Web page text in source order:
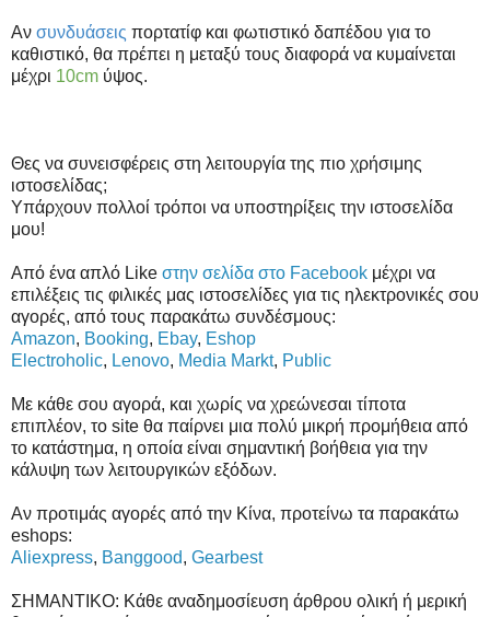
Αν συνδυάσεις πορτατίφ και φωτιστικό δαπέδου για το
καθιστικό, θα πρέπει η μεταξύ τους διαφορά να κυμαίνεται
μέχρι 10cm ύψος.
Θες να συνεισφέρεις στη λειτουργία της πιο χρήσιμης
ιστοσελίδας;
Υπάρχουν πολλοί τρόποι να υποστηρίξεις την ιστοσελίδα
μου!
Από ένα απλό Like στην σελίδα στο Facebook μέχρι να
επιλέξεις τις φιλικές μας ιστοσελίδες για τις ηλεκτρονικές σου
αγορές, από τους παρακάτω συνδέσμους:
Amazon, Booking, Ebay, Eshop
Electroholic, Lenovo, Media Markt, Public
Με κάθε σου αγορά, και χωρίς να χρεώνεσαι τίποτα
επιπλέον, το site θα παίρνει μια πολύ μικρή προμήθεια από
το κατάστημα, η οποία είναι σημαντική βοήθεια για την
κάλυψη των λειτουργικών εξόδων.
Αν προτιμάς αγορές από την Κίνα, προτείνω τα παρακάτω
eshops:
Aliexpress, Banggood, Gearbest
ΣΗΜΑΝΤΙΚΟ: Κάθε αναδημοσίευση άρθρου ολική ή μερική